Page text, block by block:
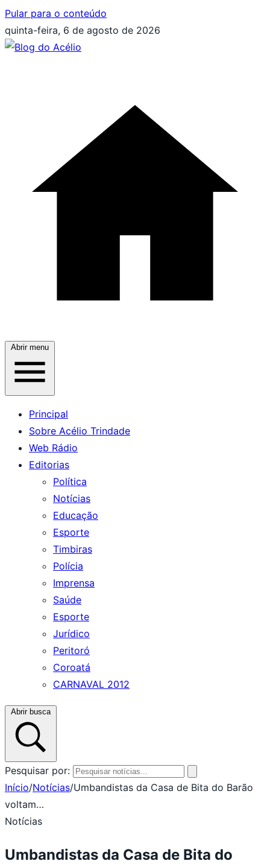
Pular para o conteúdo
quinta-feira, 6 de agosto de 2026
Abrir menu
Principal
Sobre Acélio Trindade
Web Rádio
Editorias
Política
Notícias
Educação
Esporte
Timbiras
Polícia
Imprensa
Saúde
Esporte
Jurídico
Peritoró
Coroatá
CARNAVAL 2012
Abrir busca
Pesquisar por:
Início/Notícias/Umbandistas da Casa de Bita do Barão
voltam…
Notícias
Umbandistas da Casa de Bita do